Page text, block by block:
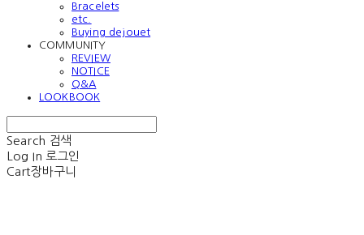
Bracelets
etc.
Buying dejouet
COMMUNITY
REVIEW
NOTICE
Q&A
LOOKBOOK
Search 검색
Log In 로그인
Cart장바구니